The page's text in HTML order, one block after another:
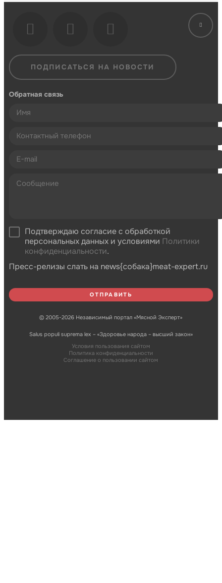
ПОДПИСАТЬСЯ НА НОВОСТИ
Обратная связь
Подтверждаю согласие с обработкой
персональных данных и условиями Политики
конфиденциальности.
Пресс-релизы слать на news{собака}meat-expert.ru
© 2005-2026 Независимый портал «Мясной Эксперт»
Salus populi suprema lex – «Здоровье народа – высший закон»
Условия пользования сайтом
Политика конфиденциальности
Соглашение о пользовании сайтом